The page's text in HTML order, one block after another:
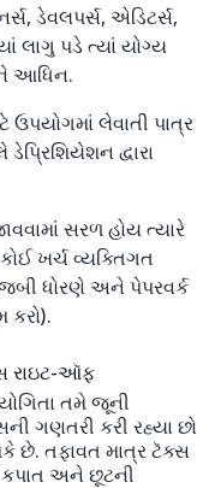
ડેવલપર્સ, એડિટર્સ,
લાગુ પડે ત્યાં યોગ્ય
આધિન.
ઉપયોગમાં લેવાતી પાત્ર
દ્વારા
સરળ હોય ત્યારે
ખર્ચ વ્યક્તિગત
ધોરણે અને પેપરવર્ક
કરો).
રાઇટ-ઑફ
તમે જૂની
ગણતરી કરી રહ્યા છો
છે. તફાવત માત્ર ટૅક્સ
અને છૂટની